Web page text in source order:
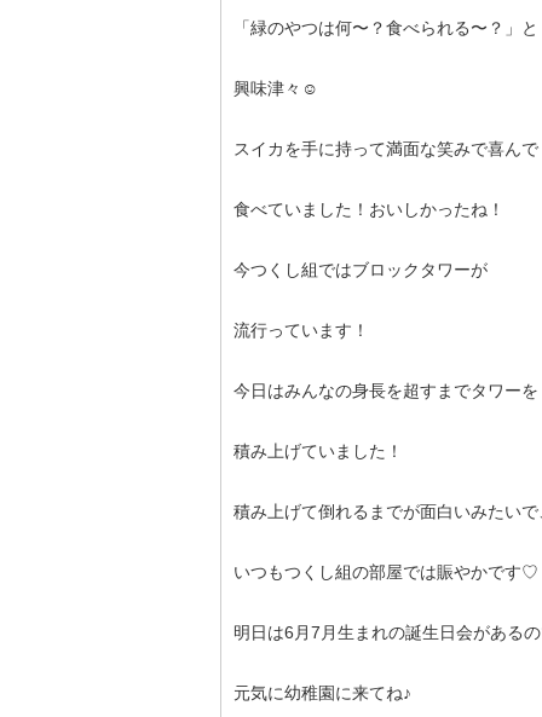
「緑のやつは何〜？食べられる〜？」と
興味津々☺︎
スイカを手に持って満面な笑みで喜んで
食べていました！おいしかったね！
今つくし組ではブロックタワーが
流行っています！
今日はみんなの身長を超すまでタワーを
積み上げていました！
積み上げて倒れるまでが面白いみたいで
いつもつくし組の部屋では賑やかです♡
明日は6月7月生まれの誕生日会がある
元気に幼稚園に来てね♪